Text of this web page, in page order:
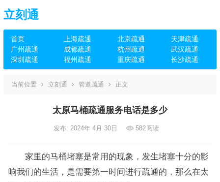
立刻通
首页 上海疏通 北京疏通
天津疏通
广州疏通
成都疏通 杭州疏通
武汉疏通
深圳疏通
福州疏通 重庆疏通 长沙疏通
当前位置 立刻通 管道疏通 正文
太原马桶疏通服务电话是多少
发布: 2024年 4月 30日 582阅读
家里的马桶堵塞是常用的现象，发生堵塞十分的影
响我们的生活，是需要第一时间进行疏通的，那么在太